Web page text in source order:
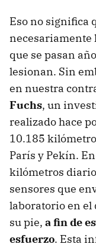
Eso no significa
necesariamente
que se pasan
lesionan. Sin
en nuestra
Fuchs, un
realizado hace
10.185
París y Pekín.
kilómetros
sensores que
laboratorio en el
su pie, a fin de
esfuerzo. Esta